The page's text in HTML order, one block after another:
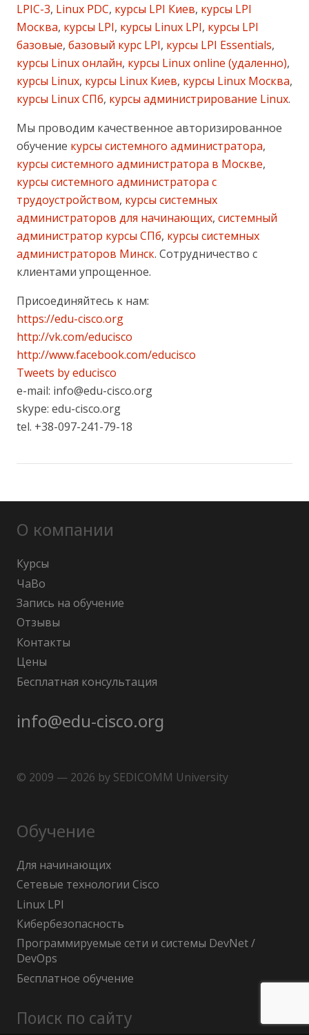
LPIC-3, Linux PDC, курсы LPI Киев, курсы LPI
Москва, курсы LPI, курсы Linux LPI, курсы LPI
базовые, базовый курс LPI, курсы LPI Essentials,
курсы Linux онлайн, курсы Linux online (удаленно),
курсы Linux, курсы Linux Киев, курсы Linux Москва,
курсы Linux СПб, курсы администрирование Linux.
Мы проводим качественное авторизированное
обучение курсы системного администратора,
курсы системного администратора в Москве,
курсы системного администратора с
трудоустройством, курсы системных
администраторов для начинающих, системный
администратор курсы СПб, курсы системных
администраторов Минск. Сотрудничество с
клиентами упрощенное.
Присоединяйтесь к нам:
https://edu-cisco.org
http://vk.com/educisco
http://www.facebook.com/educisco
Tweets by educisco
e-mail: info@edu-cisco.org
skype: edu-cisco.org
tel. +38-097-241-79-18
О компании
Курсы
ЧаВо
Запись на обучение
Отзывы
Контакты
Цены
Бесплатная консультация
info@edu-cisco.org
© 2009 — 2026 by SEDICOMM University
Обучение
Для начинающих
Сетевые технологии Cisco
Linux LPI
Кибербезопасность
Программируемые сети и системы DevNet /
DevOps
Бесплатное обучение
Поиск по сайту